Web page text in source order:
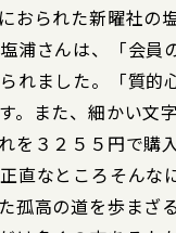
おられた新曜社の
浦さんは、「会員
れました。「質的
。また、細かい文
を３２５５円で購
直なところそんな
孤高の道を歩まざ